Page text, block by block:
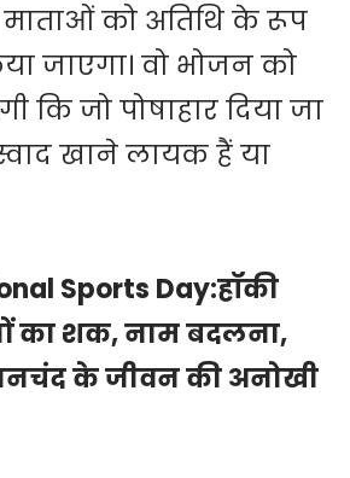
माताओं को अतिथि के रूप
जाएगा। वो भोजन को
कि जो पोषाहार दिया जा
खाने लायक हैं या
Sports Day:हॉकी
का शक, नाम बदलना,
के जीवन की अनोखी